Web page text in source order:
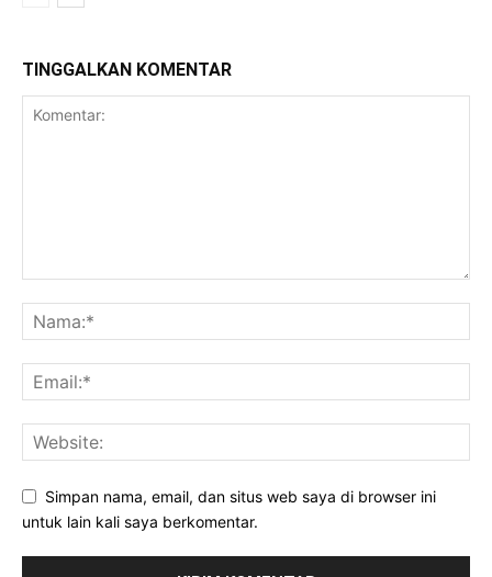
TINGGALKAN KOMENTAR
Simpan nama, email, dan situs web saya di browser ini
untuk lain kali saya berkomentar.